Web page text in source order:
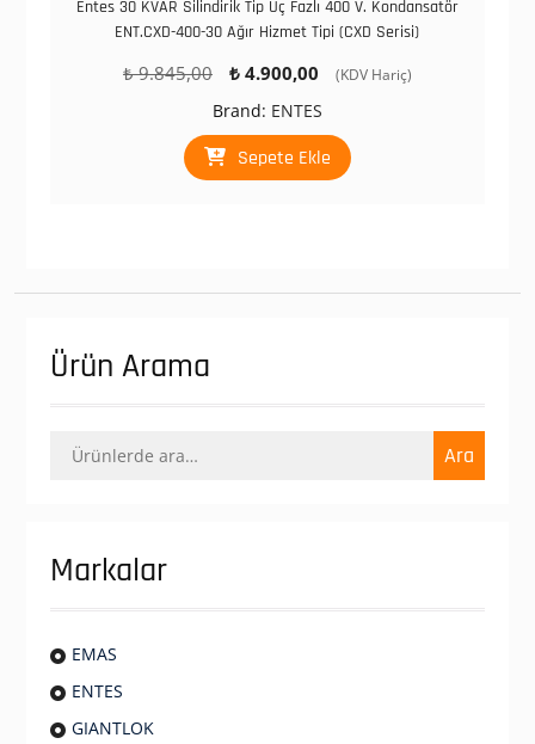
Entes 30 KVAR Silindirik Tip Üç Fazlı 400 V. Kondansatör
ENT.CXD-400-30 Ağır Hizmet Tipi (CXD Serisi)
₺9.845,00
Orijinal
₺ 9.845,00.
₺4.900,00
Şu
₺ 4.900,00.
(KDV Hariç)
Brand: ENTES
Sepete Ekle
Ürün Arama
Ara: Ara
Markalar
EMAS
ENTES
GIANTLOK